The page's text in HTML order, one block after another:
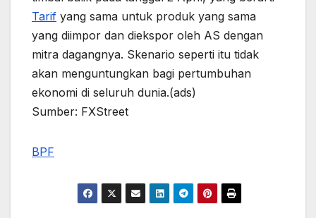
Tarif yang sama untuk produk yang sama
yang diimpor dan diekspor oleh AS dengan
mitra dagangnya. Skenario seperti itu tidak
akan menguntungkan bagi pertumbuhan
ekonomi di seluruh dunia.(ads)
Sumber: FXStreet
BPF